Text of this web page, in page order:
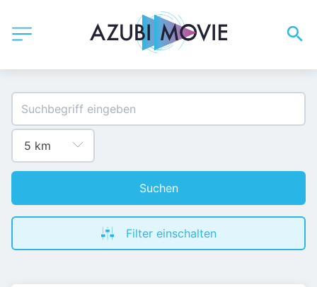
Suchen
Filter einschalten